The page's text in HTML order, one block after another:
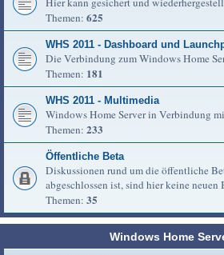
Themen: 625
WHS 2011 - Dashboard und
Die Verbindung zum Windows Home
Themen: 181
WHS 2011 - Multimedia
Windows Home Server in Verbindung
Themen: 233
Öffentliche Beta
Diskussionen rund um die öffentliche
abgeschlossen ist, sind hier keine
Themen: 35
Windows Home